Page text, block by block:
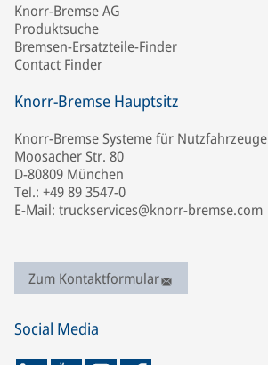
Knorr-Bremse AG
Produktsuche
Bremsen-Ersatzteile-Finder
Contact Finder
Knorr-Bremse Hauptsitz
Knorr-Bremse Systeme für
Moosacher Str. 80
D-80809 München
Tel.: +49 89 3547-0
E-Mail: truckservices@knorr-bremse.com
Zum Kontaktformular
Social Media